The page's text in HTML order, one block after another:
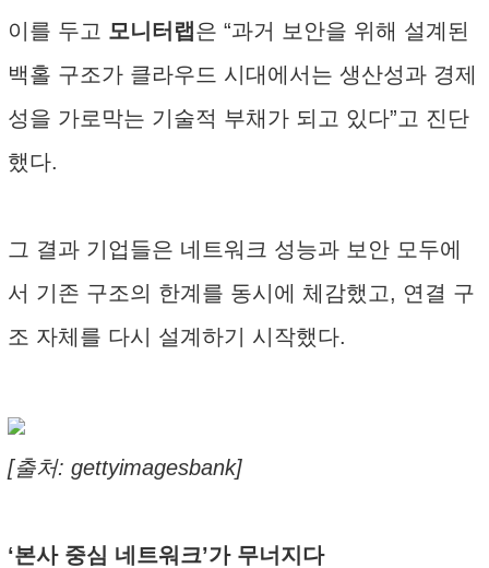
이를 두고 모니터랩은 “과거 보안을 위해 설계된
백홀 구조가 클라우드 시대에서는 생산성과 경제
성을 가로막는 기술적 부채가 되고 있다”고 진단
했다.
그 결과 기업들은 네트워크 성능과 보안 모두에
서 기존 구조의 한계를 동시에 체감했고, 연결 구
조 자체를 다시 설계하기 시작했다.
[출처: gettyimagesbank]
‘본사 중심 네트워크’가 무너지다